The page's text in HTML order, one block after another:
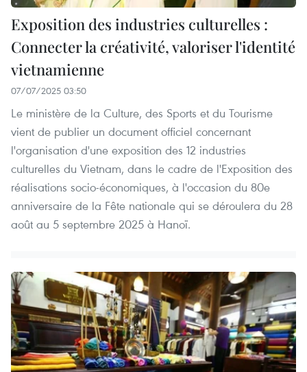
Exposition des industries culturelles :
Connecter la créativité, valoriser l'identité
vietnamienne
07/07/2025 03:50
Le ministère de la Culture, des Sports et du Tourisme
vient de publier un document officiel concernant
l'organisation d'une exposition des 12 industries
culturelles du Vietnam, dans le cadre de l'Exposition des
réalisations socio-économiques, à l'occasion du 80e
anniversaire de la Fête nationale qui se déroulera du 28
août au 5 septembre 2025 à Hanoï.